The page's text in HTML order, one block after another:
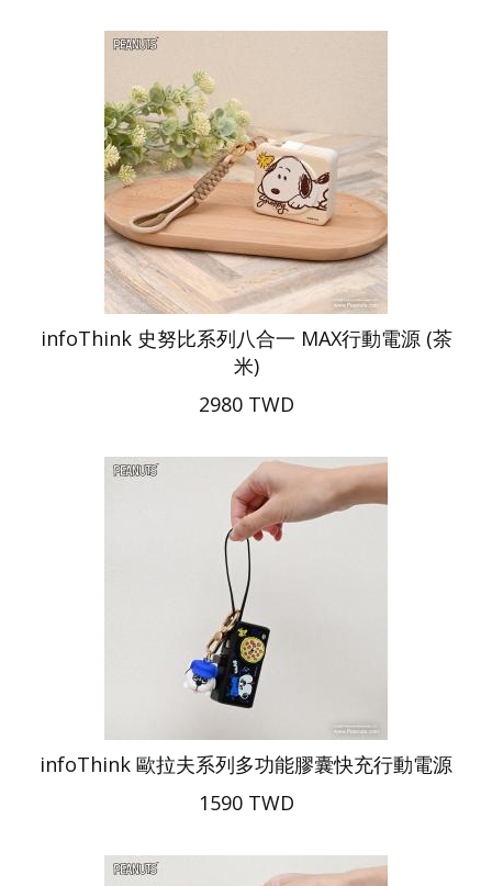
infoThink 史努比系列八合一 MAX行動電源 (茶
米)
2980 TWD
infoThink 歐拉夫系列多功能膠囊快充行動電源
1590 TWD